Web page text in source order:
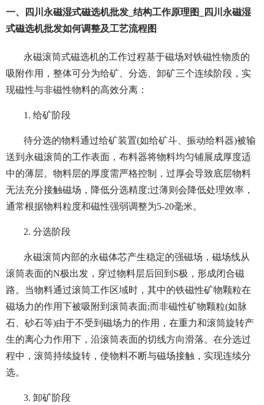
一、四川永磁湿式磁选机批发_结构工作原理图_四川永磁湿
式磁选机批发如何调整及工艺流程图
永磁滚筒式磁选机的工作过程基于磁场对铁磁性物质的
吸附作用，整体可分为给矿、分选、卸矿三个连续阶段，实
现磁性与非磁性物料的高效分离：
1. 给矿阶段
待分选的物料通过给矿装置(如给矿斗、振动给料器)被输
送到永磁滚筒的工作表面，布料器将物料均匀铺展成厚度适
中的薄层。物料层的厚度需严格控制，过厚会导致底层物料
无法充分接触磁场，降低分选精度;过薄则会降低处理效率，
通常根据物料粒度和磁性强弱调整为5-20毫米。
2. 分选阶段
永磁滚筒内部的永磁体芯产生稳定的强磁场，磁场线从
滚筒表面的N极出发，穿过物料层后回到S极，形成闭合磁
路。当物料通过滚筒工作区域时，其中的铁磁性矿物颗粒在
磁场力的作用下被吸附到滚筒表面;而非磁性矿物颗粒(如脉
石、砂石等)由于不受到磁场力的作用，在重力和滚筒旋转产
生的离心力作用下，沿滚筒表面的切线方向滑落。在分选过
程中，滚筒持续旋转，使物料不断与磁场接触，实现连续分
选。
3. 卸矿阶段